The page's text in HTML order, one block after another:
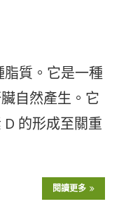
質。它是一種
自然產生。它
的形成至關重
閱讀更多